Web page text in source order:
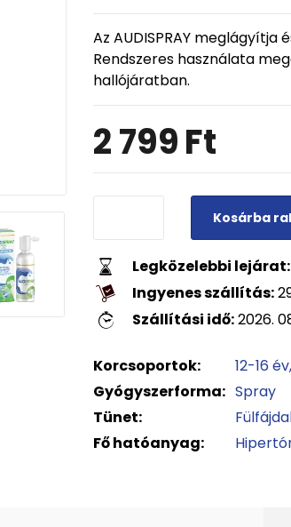
Az AUDISPRAY
Rendszeres használata
hallójáratban.
2 799Ft
Kosárba
Legközelebbi lejárat:
Ingyenes szállítás:
Szállítási idő:2026.
Korcsoportok: 12-16 év
Gyógyszerforma: Spray
Tünet:
Fő hatóanyag: